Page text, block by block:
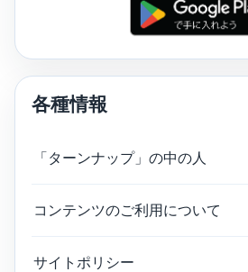
各種情報
「ターンナップ」の中の人
コンテンツのご利用について
サイトポリシー